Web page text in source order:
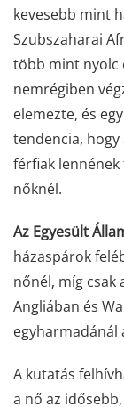
kevesebb mint
Szubszaharai
több mint nyolc
nemrégiben
elemezte, és
tendencia,
férfiak lennének
nőknél.
Az Egyesült
házaspárok
nőnél, míg csak
Angliában és
egyharmadánál
A kutatás
a nő az